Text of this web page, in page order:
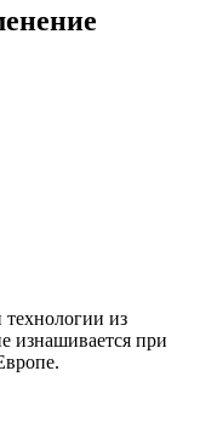
из
изнашивается при